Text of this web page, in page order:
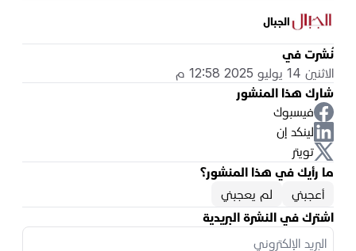
الجبال
نُشرت في
الاثنين 14 يوليو 2025 12:58 م
شارك هذا المنشور
فيسبوك
لينكد إن
تويتر
ما رأيك في هذا المنشور؟
أعجبني
لم يعجبني
اشترك في النشرة البريدية